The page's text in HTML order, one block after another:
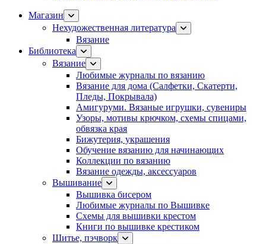
Магазин
Нехудожественная литература
Вязание
Библиотека
Вязание
Любимые журналы по вязанию
Вязание для дома (Салфетки, Скатерти,
Пледы, Покрывала)
Амигуруми. Вязаные игрушки, сувениры
Узоры, мотивы крючком, схемы спицами,
обвязка края
Бижутерия, украшения
Обучение вязанию для начинающих
Коллекции по вязанию
Вязание одежды, аксессуаров
Вышивание
Вышивка бисером
Любимые журналы по Вышивке
Схемы для вышивки крестом
Книги по вышивке крестиком
Шитье, пэчворк